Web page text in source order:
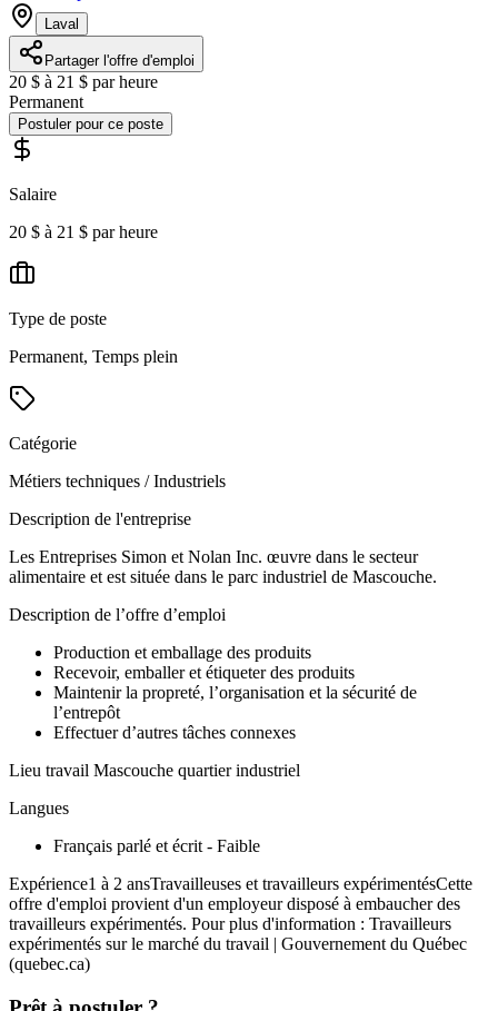
Laval
Partager l'offre d'emploi
20 $ à 21 $ par heure
Permanent
Postuler pour ce poste
Salaire
20 $ à 21 $ par heure
Type de poste
Permanent, Temps plein
Catégorie
Métiers techniques / Industriels
Description de l'entreprise
Les Entreprises Simon et Nolan Inc. œuvre dans le secteur
alimentaire et est située dans le parc industriel de Mascouche.
Description de l’offre d’emploi
Production et emballage des produits
Recevoir, emballer et étiqueter des produits
Maintenir la propreté, l’organisation et la sécurité de
l’entrepôt
Effectuer d’autres tâches connexes
Lieu travail Mascouche quartier industriel
Langues
Français parlé et écrit - Faible
Expérience1 à 2 ansTravailleuses et travailleurs expérimentésCette
offre d'emploi provient d'un employeur disposé à embaucher des
travailleurs expérimentés. Pour plus d'information : Travailleurs
expérimentés sur le marché du travail | Gouvernement du Québec
(quebec.ca)